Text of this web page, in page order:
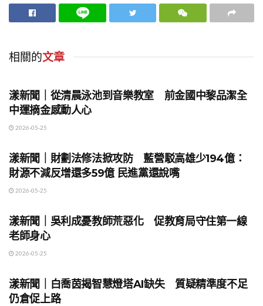
相關的文章
漾新聞｜從清晨泳池到音樂教室 前金國中黎品潔全
中運摘金感動人心
2026-05-25
漾新聞｜財劃法修法掀攻防 藍營駁高雄少194億：
財源不減反增還多59億 民進黨還說嘴
2026-05-25
漾新聞｜吳利成憂教師荒惡化 促教育局守住第一線
老師身心
2026-05-25
漾新聞｜白喬茵揭智慧燈塔AI缺失 質疑精準度不足
仍倉促上路